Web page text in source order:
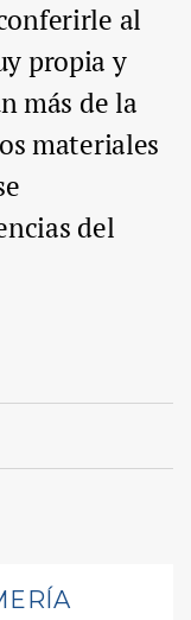
al
propia y
más de la
materiales
del